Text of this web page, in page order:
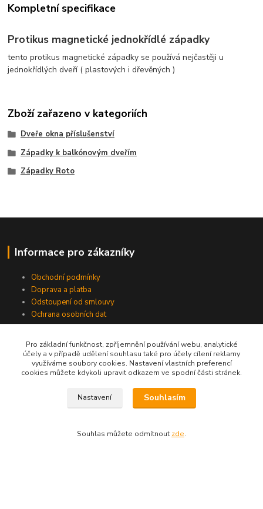
Kompletní specifikace
Protikus magnetické jednokřídlé západky
tento protikus magnetické západky se používá nejčastěji u
jednokřídlých dveří ( plastových i dřevěných )
Zboží zařazeno v kategoriích
Dveře okna příslušenství
Západky k balkónovým dveřím
Západky Roto
Informace pro zákazníky
Obchodní podmínky
Doprava a platba
Odstoupení od smlouvy
Ochrana osobních dat
Pro základní funkčnost, zpříjemnění používání webu, analytické
účely a v případě udělení souhlasu také pro účely cílení reklamy
využíváme soubory cookies. Nastavení vlastních preferencí
cookies můžete kdykoli upravit odkazem ve spodní části stránek.
Nastavení Souhlasím
Souhlas můžete odmítnout zde.